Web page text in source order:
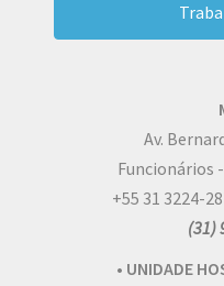
Av.
Funcionários
+55 31 3224-
(31)
• UNIDADE